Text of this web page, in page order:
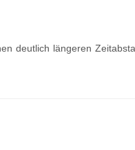
deutlich längeren